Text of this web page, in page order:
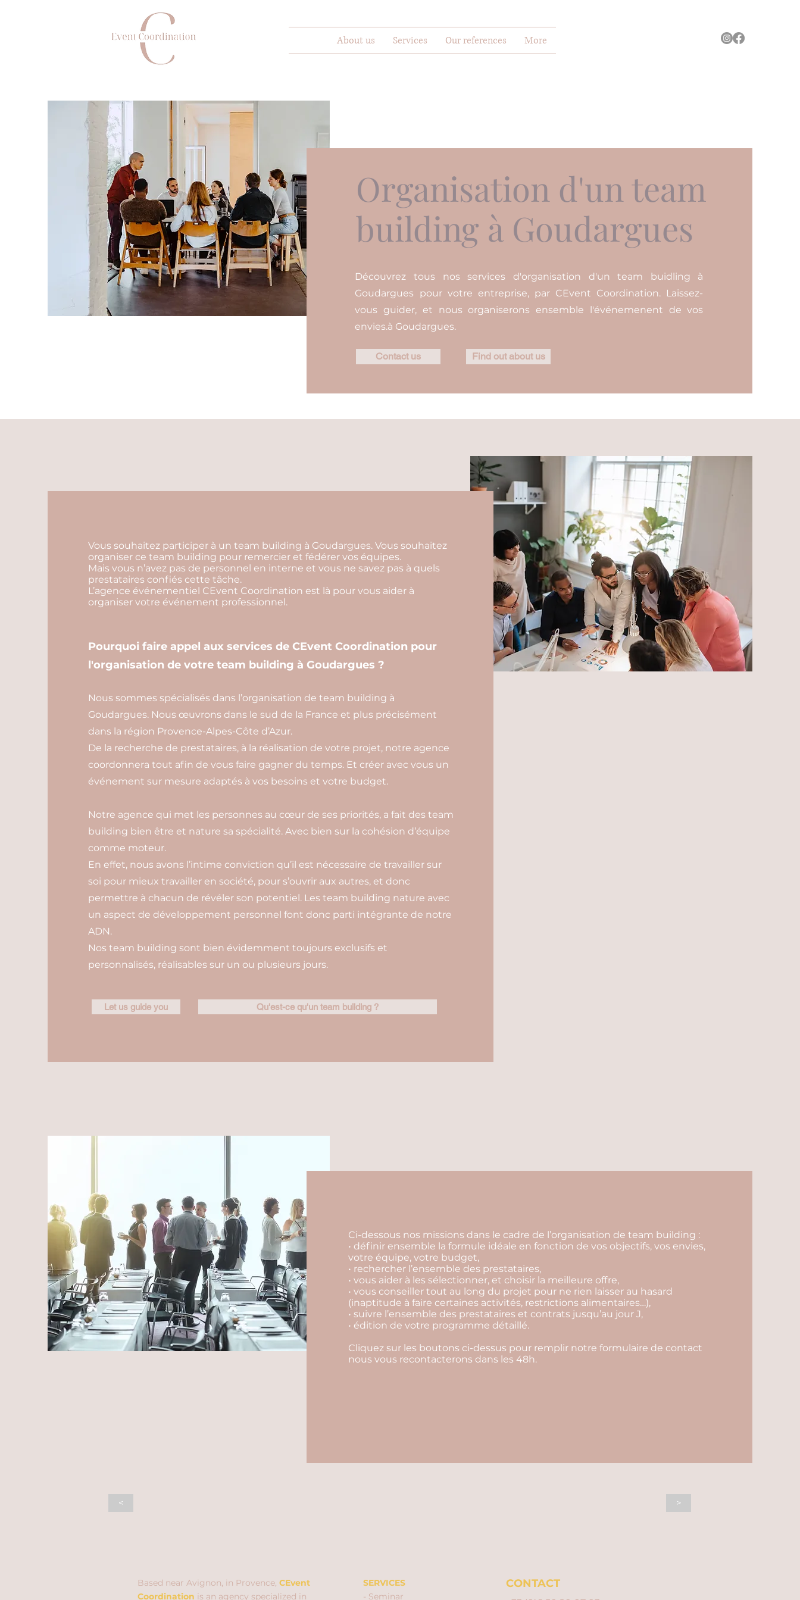
About us Services Our references More
Organisation d'un team
building à Goudargues
Découvrez tous nos services d'organisation d'un team buidling à
Goudargues pour votre entreprise, par CEvent Coordination. Laissez-
vous guider, et nous organiserons ensemble l'événemenent de vos
envies.à Goudargues.
Contact us Find out about us
Vous souhaitez participer à un team building à Goudargues. Vous souhaitez
organiser ce team building pour remercier et fédérer vos équipes.
Mais vous n’avez pas de personnel en interne et vous ne savez pas à quels
prestataires confiés cette tâche.
L’agence événementiel CEvent Coordination est là pour vous aider à
organiser votre événement professionnel.
Pourquoi faire appel aux services de CEvent Coordination pour
l'organisation de votre team building à Goudargues ?
Nous sommes spécialisés dans l’organisation de team building à
Goudargues. Nous œuvrons dans le sud de la France et plus précisément
dans la région Provence-Alpes-Côte d’Azur.
De la recherche de prestataires, à la réalisation de votre projet, notre agence
coordonnera tout afin de vous faire gagner du temps. Et créer avec vous un
événement sur mesure adaptés à vos besoins et votre budget.
Notre agence qui met les personnes au cœur de ses priorités, a fait des team
building bien être et nature sa spécialité. Avec bien sur la cohésion d’équipe
comme moteur.
En effet, nous avons l’intime conviction qu’il est nécessaire de travailler sur
soi pour mieux travailler en société, pour s’ouvrir aux autres, et donc
permettre à chacun de révéler son potentiel. Les team building nature avec
un aspect de développement personnel font donc parti intégrante de notre
ADN.
Nos team building sont bien évidemment toujours exclusifs et
personnalisés, réalisables sur un ou plusieurs jours.
Let us guide you Qu'est-ce qu'un team building ?
Ci-dessous nos missions dans le cadre de l’organisation de team building :
• définir ensemble la formule idéale en fonction de vos objectifs, vos envies,
votre équipe, votre budget,
• rechercher l’ensemble des prestataires,
• vous aider à les sélectionner, et choisir la meilleure offre,
• vous conseiller tout au long du projet pour ne rien laisser au hasard
(inaptitude à faire certaines activités, restrictions alimentaires…),
• suivre l’ensemble des prestataires et contrats jusqu’au jour J,
• édition de votre programme détaillé.
Cliquez sur les boutons ci-dessus pour remplir notre formulaire de contact
nous vous recontacterons dans les 48h.
< >
Based near Avignon, in Provence, CEvent
Coordination is an agency specialized in
SERVICES
- Seminar
CONTACT